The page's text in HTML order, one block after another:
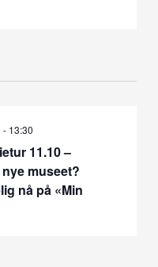
11.10 –
museet?
nå på «Min
- 13:30